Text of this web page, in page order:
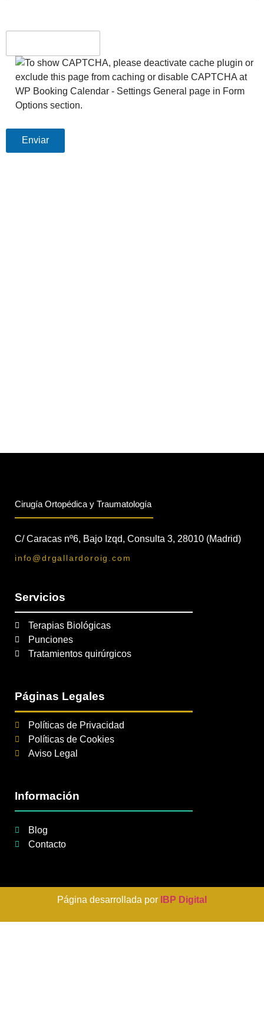
Cirugía Ortopédica y Traumatología
C/ Caracas nº6, Bajo Izqd, Consulta 3, 28010 (Madrid)
info@drgallardoroig.com
Servicios
Terapias Biológicas
Punciones
Tratamientos quirúrgicos
Páginas Legales
Políticas de Privacidad
Políticas de Cookies
Aviso Legal
Información
Blog
Contacto
Página desarrollada por IBP Digital